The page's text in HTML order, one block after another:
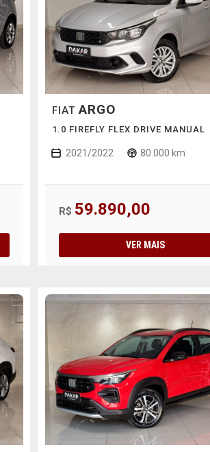
FIATARGO
1.0 FIREFLY FLEX DRIVE MANUAL
2021/2022 80.000 km
R$ 59.890,00
VER MAIS